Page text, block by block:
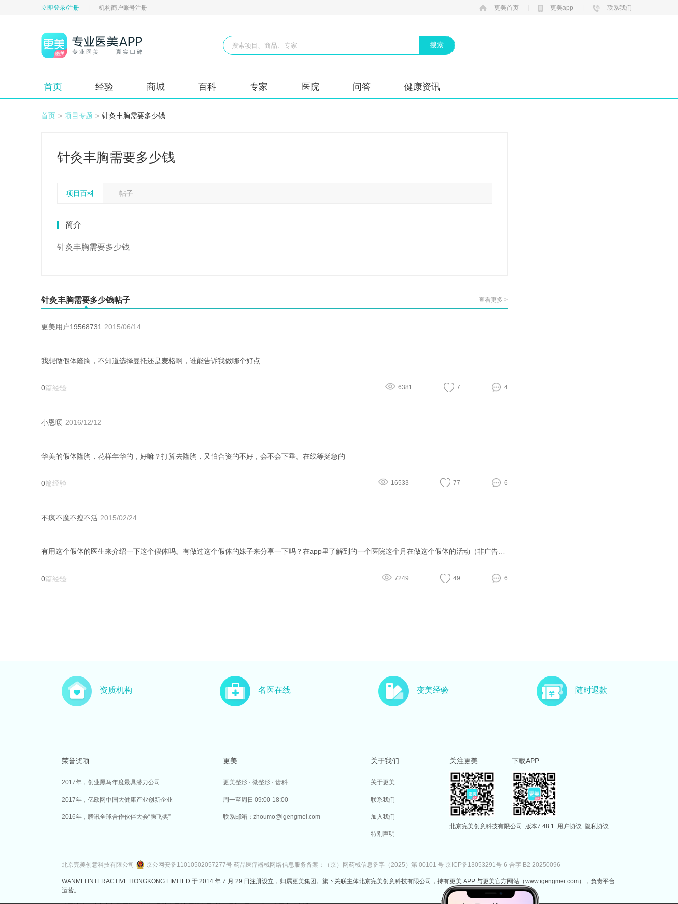
立即登录/注册 机构商户账号注册 更美首页 更美app 联系我们
首页 经验 商城 百科 专家 医院 问答 健康资讯
首页 > 项目专题 > 针灸丰胸需要多少钱
针灸丰胸需要多少钱
项目百科 帖子
简介
针灸丰胸需要多少钱
针灸丰胸需要多少钱帖子 查看更多 >
更美用户19568731 2015/06/14
我想做假体隆胸，不知道选择曼托还是麦格啊，谁能告诉我做哪个好点
0篇经验 6381 7 4
小恩暖 2016/12/12
华美的假体隆胸，花样年华的，好嘛？打算去隆胸，又怕合资的不好，会不会下垂。在线等挺急的
0篇经验 16533 77 6
不疯不魔不瘦不活 2015/02/24
0篇经验 7249 49 6
资质机构 名医在线 变美经验 随时退款
荣誉奖项
2017年，创业黑马年度最具潜力公司
2017年，亿欧网中国大健康产业创新企业
2016年，腾讯全球合作伙伴大会“腾飞奖”
更美
更美整形 · 微整形 · 齿科
周一至周日 09:00-18:00
联系邮箱：zhoumo@igengmei.com
关于我们
关于更美
联系我们
加入我们
特别声明
关注更美 下载APP
北京完美创意科技有限公司 版本7.48.1 用户协议 隐私协议
北京完美创意科技有限公司 京公网安备11010502057277号 药品医疗器械网络信息服务备案：（京）网药械信息备字（2025）第 00101 号 京ICP备13053291号-6 合字 B2-20250096
WANMEI INTERACTIVE HONGKONG LIMITED 于 2014 年 7 月 29 日注册设立，归属更美集团。旗下关联主体北京完美创意科技有限公司，持有更美 APP 与更美官方网站（www.igengmei.com），负责平台
运营。